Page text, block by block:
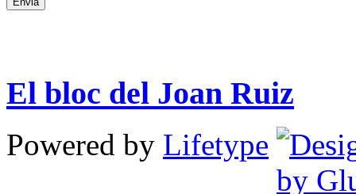
El bloc del Joan Ruiz
Powered by Lifetype